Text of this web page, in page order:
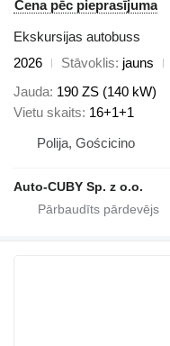
Cena pēc pieprasījuma
Ekskursijas autobuss
2026
Stāvoklis jauns
Jauda 190 ZS (140 kW)
Vietu skaits 16+1+1
Polija, Gościcino
Auto-CUBY Sp. z o.o.